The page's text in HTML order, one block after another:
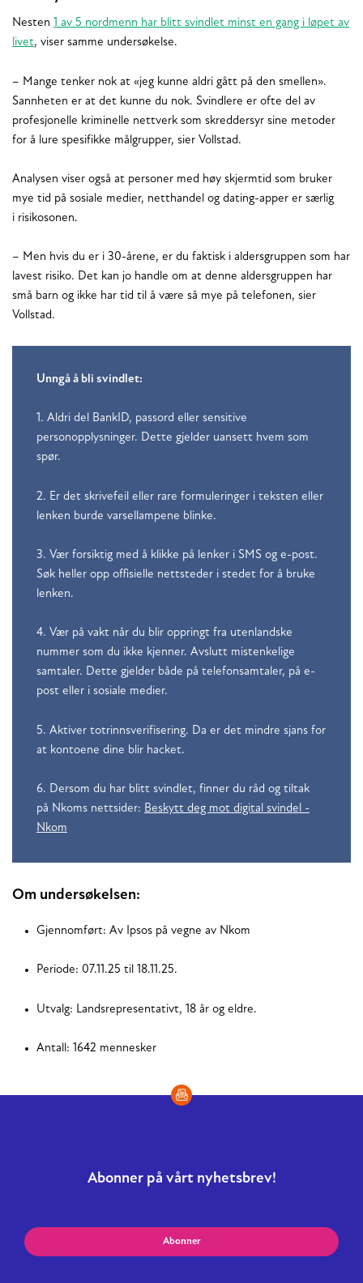
Nesten 1 av 5 nordmenn har blitt svindlet minst en gang i løpet av
livet, viser samme undersøkelse.
– Mange tenker nok at «jeg kunne aldri gått på den smellen».
Sannheten er at det kunne du nok. Svindlere er ofte del av
profesjonelle kriminelle nettverk som skreddersyr sine metoder
for å lure spesifikke målgrupper, sier Vollstad.
Analysen viser også at personer med høy skjermtid som bruker
mye tid på sosiale medier, netthandel og dating-apper er særlig
i risikosonen.
– Men hvis du er i 30-årene, er du faktisk i aldersgruppen som har
lavest risiko. Det kan jo handle om at denne aldersgruppen har
små barn og ikke har tid til å være så mye på telefonen, sier
Vollstad.
Unngå å bli svindlet:
1. Aldri del BankID, passord eller sensitive
personopplysninger. Dette gjelder uansett hvem som
spør.
2. Er det skrivefeil eller rare formuleringer i teksten eller
lenken burde varsellampene blinke.
3. Vær forsiktig med å klikke på lenker i SMS og e-post.
Søk heller opp offisielle nettsteder i stedet for å bruke
lenken.
4. Vær på vakt når du blir oppringt fra utenlandske
nummer som du ikke kjenner. Avslutt mistenkelige
samtaler. Dette gjelder både på telefonsamtaler, på e-
post eller i sosiale medier.
5. Aktiver totrinnsverifisering. Da er det mindre sjans for
at kontoene dine blir hacket.
6. Dersom du har blitt svindlet, finner du råd og tiltak
på Nkoms nettsider: Beskytt deg mot digital svindel -
Nkom
Om undersøkelsen:
Gjennomført: Av Ipsos på vegne av Nkom
Periode: 07.11.25 til 18.11.25.
Utvalg: Landsrepresentativt, 18 år og eldre.
Antall: 1642 mennesker
Abonner på vårt nyhetsbrev!
Abonner